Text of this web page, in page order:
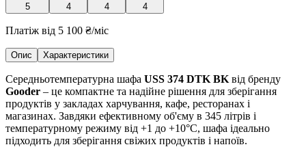
5 4 4 4
Платіж від 5 100 ₴/міс
Опис Характеристики
Середньотемпературна шафа USS 374 DTK BK від бренду
Gooder – це компактне та надійне рішення для зберігання
продуктів у закладах харчування, кафе, ресторанах і
магазинах. Завдяки ефективному об'єму в 345 літрів і
температурному режиму від +1 до +10°C, шафа ідеально
підходить для зберігання свіжих продуктів і напоїв.